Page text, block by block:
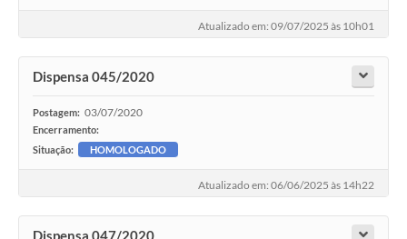
Atualizado em: 09/07/2025 às 10h01
Dispensa 045/2020
Postagem: 03/07/2020
Encerramento:
Situação:
HOMOLOGADO
Atualizado em: 06/06/2025 às 14h22
Dispensa 047/2020